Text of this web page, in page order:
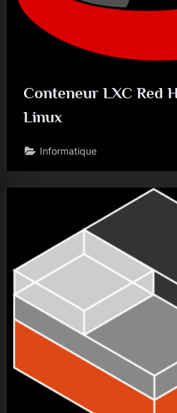
Conteneur LXC Red
Linux
Informatique